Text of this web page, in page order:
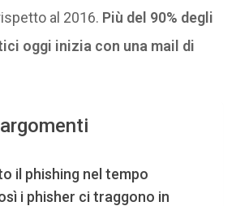
al 2016. Più del 90% degli
oggi inizia con una mail di
il phishing nel tempo
i phisher ci traggono in